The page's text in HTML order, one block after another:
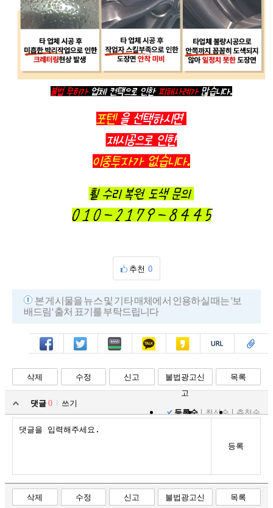
추천 0
본 게시물을 뉴스 및 기타 매체에서 인용하실 때는 '보
배드림' 출처 표기를 부탁드립니다
페북 트윗 밴드 카톡 카스 복사 스크랩
삭제 수정 신고
불법광고신
고
목록
댓글 0
쓰기
등록순
최신순 추천순
등록
삭제 수정 신고 불법광고신 목록